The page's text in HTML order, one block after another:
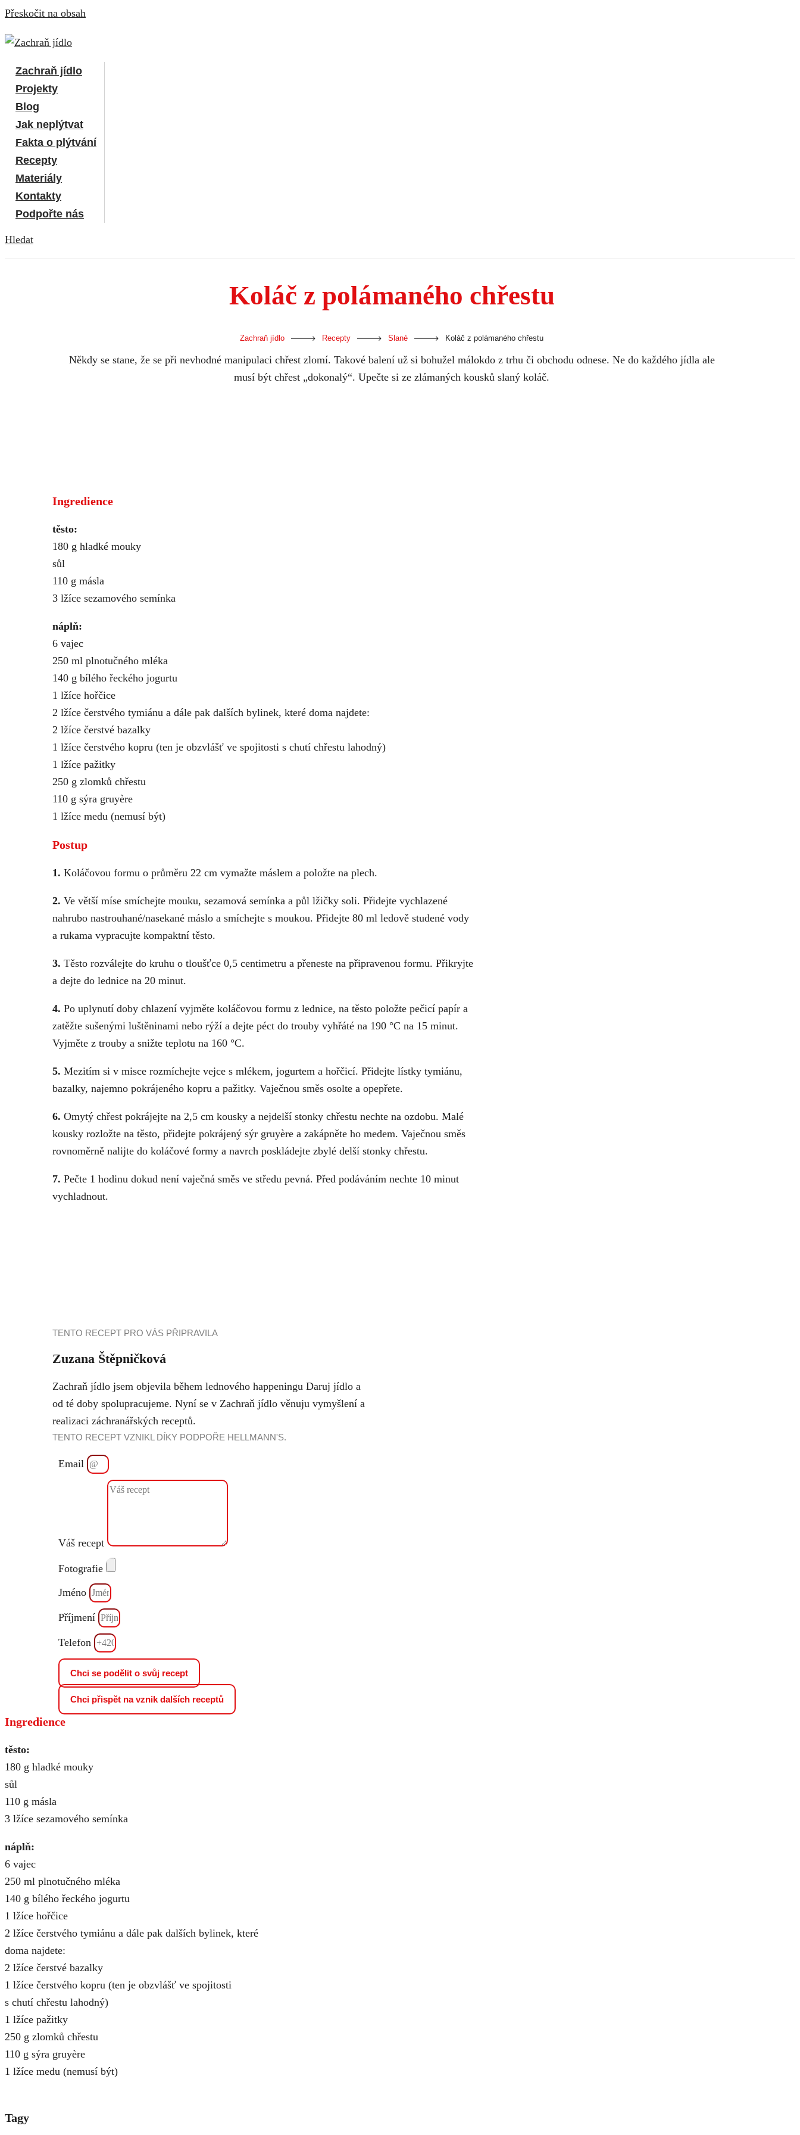
Přeskočit na obsah
Zachraň jídlo
Projekty
Blog
Jak neplýtvat
Fakta o plýtvání
Recepty
Materiály
Kontakty
Podpořte nás
Hledat
Koláč z polámaného chřestu
Zachraň jídlo - Recepty - Slané - Koláč z polámaného chřestu
Někdy se stane, že se při nevhodné manipulaci chřest zlomí. Takové balení už si bohužel málokdo z trhu či obchodu odnese. Ne do každého jídla ale
musí být chřest „dokonalý“. Upečte si ze zlámaných kousků slaný koláč.
Ingredience
těsto:
180 g hladké mouky
sůl
110 g másla
3 lžíce sezamového semínka
náplň:
6 vajec
250 ml plnotučného mléka
140 g bílého řeckého jogurtu
1 lžíce hořčice
2 lžíce čerstvého tymiánu a dále pak dalších bylinek, které doma najdete:
2 lžíce čerstvé bazalky
1 lžíce čerstvého kopru (ten je obzvlášť ve spojitosti s chutí chřestu lahodný)
1 lžíce pažitky
250 g zlomků chřestu
110 g sýra gruyère
1 lžíce medu (nemusí být)
Postup
1. Koláčovou formu o průměru 22 cm vymažte máslem a položte na plech.
2. Ve větší míse smíchejte mouku, sezamová semínka a půl lžičky soli. Přidejte vychlazené
nahrubo nastrouhané/nasekané máslo a smíchejte s moukou. Přidejte 80 ml ledově studené vody
a rukama vypracujte kompaktní těsto.
3. Těsto rozválejte do kruhu o tloušťce 0,5 centimetru a přeneste na připravenou formu. Přikryjte
a dejte do lednice na 20 minut.
4. Po uplynutí doby chlazení vyjměte koláčovou formu z lednice, na těsto položte pečicí papír a
zatěžte sušenými luštěninami nebo rýží a dejte péct do trouby vyhřáté na 190 °C na 15 minut.
Vyjměte z trouby a snižte teplotu na 160 °C.
5. Mezitím si v misce rozmíchejte vejce s mlékem, jogurtem a hořčicí. Přidejte lístky tymiánu,
bazalky, najemno pokrájeného kopru a pažitky. Vaječnou směs osolte a opepřete.
6. Omytý chřest pokrájejte na 2,5 cm kousky a nejdelší stonky chřestu nechte na ozdobu. Malé
kousky rozložte na těsto, přidejte pokrájený sýr gruyère a zakápněte ho medem. Vaječnou směs
rovnoměrně nalijte do koláčové formy a navrch poskládejte zbylé delší stonky chřestu.
7. Pečte 1 hodinu dokud není vaječná směs ve středu pevná. Před podáváním nechte 10 minut
vychladnout.
TENTO RECEPT PRO VÁS PŘIPRAVILA
Zuzana Štěpničková
Zachraň jídlo jsem objevila během lednového happeningu Daruj jídlo a
od té doby spolupracujeme. Nyní se v Zachraň jídlo věnuju vymyšlení a
realizaci záchranářských receptů.
TENTO RECEPT VZNIKL DÍKY PODPOŘE HELLMANN'S.
Email
Váš recept
Fotografie
Jméno
Příjmení
Telefon
Chci se podělit o svůj recept
Chci přispět na vznik dalších receptů
Ingredience
těsto:
180 g hladké mouky
sůl
110 g másla
3 lžíce sezamového semínka
náplň:
6 vajec
250 ml plnotučného mléka
140 g bílého řeckého jogurtu
1 lžíce hořčice
2 lžíce čerstvého tymiánu a dále pak dalších bylinek, které
doma najdete:
2 lžíce čerstvé bazalky
1 lžíce čerstvého kopru (ten je obzvlášť ve spojitosti
s chutí chřestu lahodný)
1 lžíce pažitky
250 g zlomků chřestu
110 g sýra gruyère
1 lžíce medu (nemusí být)
Tagy